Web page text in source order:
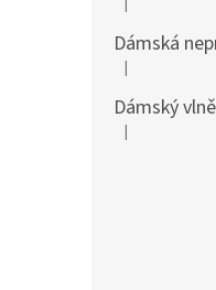
Hodnocení
Dámská
Hodnocení
|
Dámský
Hodnocení
|